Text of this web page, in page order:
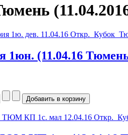
(11.04.16